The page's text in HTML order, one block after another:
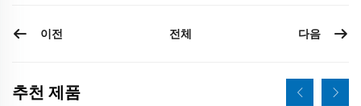
이전 전체 다음
추천 제품